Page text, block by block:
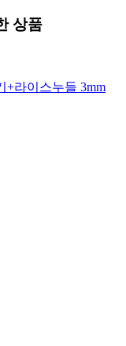
상품
+라이스누들 3mm